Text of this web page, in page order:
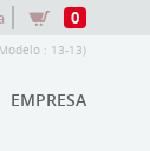
0
: 13-13)
EMPRESA